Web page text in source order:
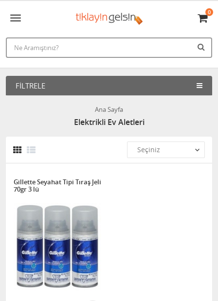
0
FILTRELE
Ana Sayfa
Elektrikli Ev Aletleri
Gillette Seyahat Tipi Tıraş Jeli
70gr 3 lü